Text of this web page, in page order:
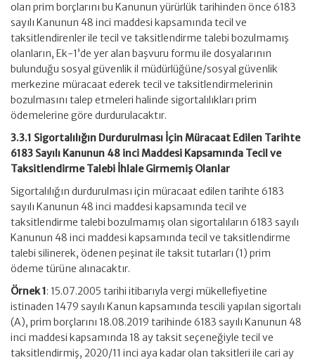
olan prim borçlarını bu Kanunun yürürlük tarihinden önce 6183
sayılı Kanunun 48 inci maddesi kapsamında tecil ve
taksitlendirenler ile tecil ve taksitlendirme talebi bozulmamış
olanların, Ek-1’de yer alan başvuru formu ile dosyalarının
bulunduğu sosyal güvenlik il müdürlüğüne/sosyal güvenlik
merkezine müracaat ederek tecil ve taksitlendirmelerinin
bozulmasını talep etmeleri halinde sigortalılıkları prim
ödemelerine göre durdurulacaktır.
3.3.1 Sigortalılığın Durdurulması İçin Müracaat Edilen Tarihte
6183 Sayılı Kanunun 48 inci Maddesi Kapsamında Tecil ve
Taksitlendirme Talebi İhlale Girmemiş Olanlar
Sigortalılığın durdurulması için müracaat edilen tarihte 6183
sayılı Kanunun 48 inci maddesi kapsamında tecil ve
taksitlendirme talebi bozulmamış olan sigortalıların 6183 sayılı
Kanunun 48 inci maddesi kapsamında tecil ve taksitlendirme
talebi silinerek, ödenen peşinat ile taksit tutarları (1) prim
ödeme türüne alınacaktır.
Örnek 1: 15.07.2005 tarihi itibarıyla vergi mükellefiyetine
istinaden 1479 sayılı Kanun kapsamında tescili yapılan sigortalı
(A), prim borçlarını 18.08.2019 tarihinde 6183 sayılı Kanunun 48
inci maddesi kapsamında 18 ay taksit seçeneğiyle tecil ve
taksitlendirmiş, 2020/11 inci aya kadar olan taksitleri ile cari ay